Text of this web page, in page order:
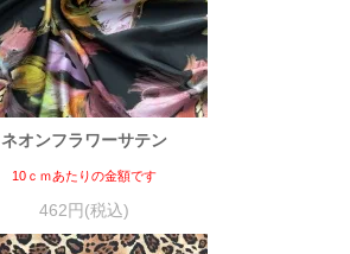
ネオンフラワーサテン
10ｃｍあたりの金額です
462円(税込)